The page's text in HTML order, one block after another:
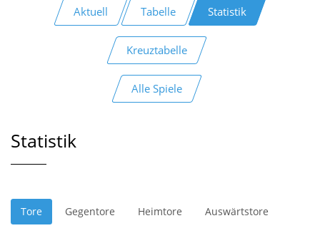
Aktuell Tabelle Statistik
Kreuztabelle
Alle Spiele
Statistik
Tore Gegentore Heimtore Auswärtstore